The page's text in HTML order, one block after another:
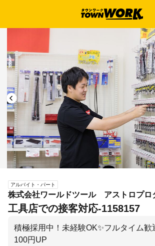
アルバイト・パート
株式会社ワールドツール アストロプロ
工具店での接客対応-1158157
積極採用中！未経験OK✨フルタイム歓
100円UP